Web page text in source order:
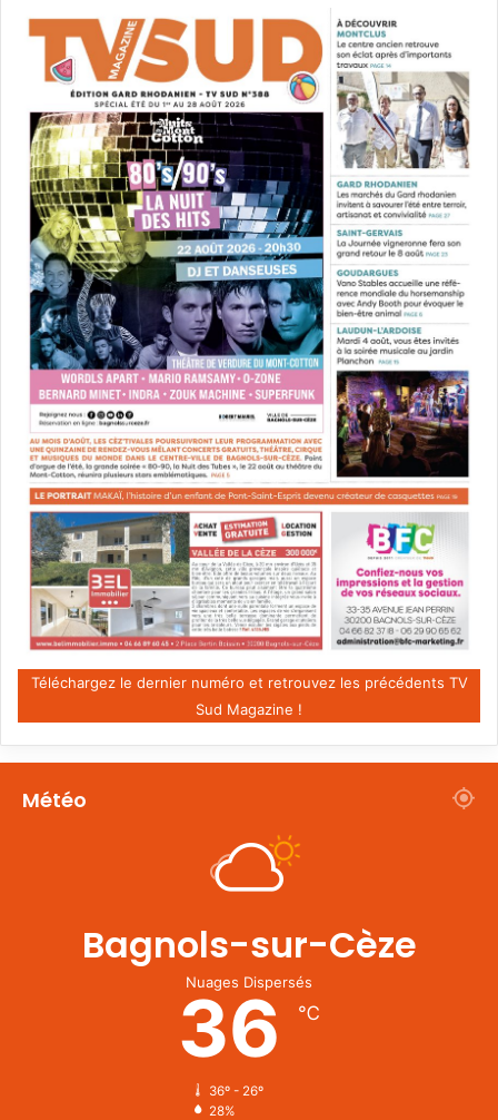
Téléchargez le dernier numéro et retrouvez les précédents TV
Sud Magazine !
Météo
Bagnols-sur-Cèze
Nuages Dispersés
36 ℃
36º - 26º
28%